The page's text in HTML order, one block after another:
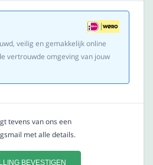
veilig en gemakkelijk online
vertrouwde omgeving van jouw
tevens van ons een
met alle details.
BEVESTIGEN